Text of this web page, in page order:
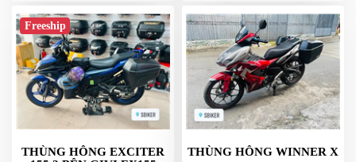
DẪN
MUA
HÀNG
E22n + 2 khung thùng hông xe công an - quân dụng
E22NS Givi
E22NS là biến thể nâng cấp ngoại hình từ E22N: giữdung tích 22
, nhấn mạnh các đường gân sắc nét, phản quang nổi khối hơn
Freeship
THÙNG HÔNG EXCITER
THÙNG HÔNG WINNER X